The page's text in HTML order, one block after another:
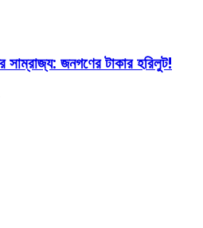
সাম্রাজ্য: জনগণের টাকার হরিলুট!